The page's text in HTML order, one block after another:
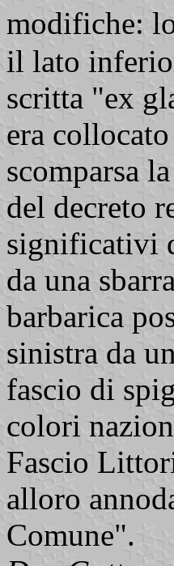
modifiche:
il lato
scritta "ex
era
scomparsa
del decreto
significativi
da una
barbarica
sinistra da
fascio di
colori
Fascio
alloro
Comune".